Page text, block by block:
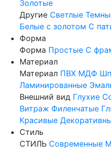
Золотые
Другие Светлые
Белые с золотом С
Форма
Форма Простые С
Материал
Материал ПВХ МДФ
Ламинированные
Внешний вид Глухие
Витраж Филенчатые
Красивые
Стиль
СТИЛЬ Современные